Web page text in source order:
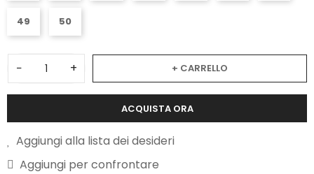
49 50
− + + CARRELLO
ACQUISTA ORA
Aggiungi alla lista dei desideri
Aggiungi per confrontare